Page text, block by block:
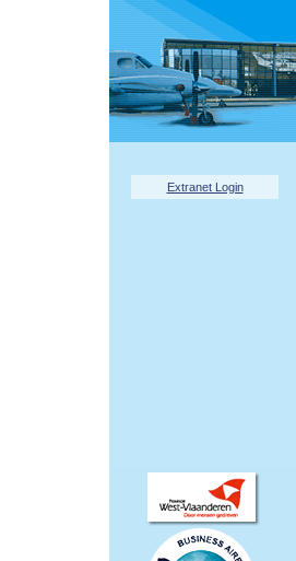
Extranet Login